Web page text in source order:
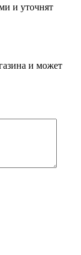
и уточнят
и может